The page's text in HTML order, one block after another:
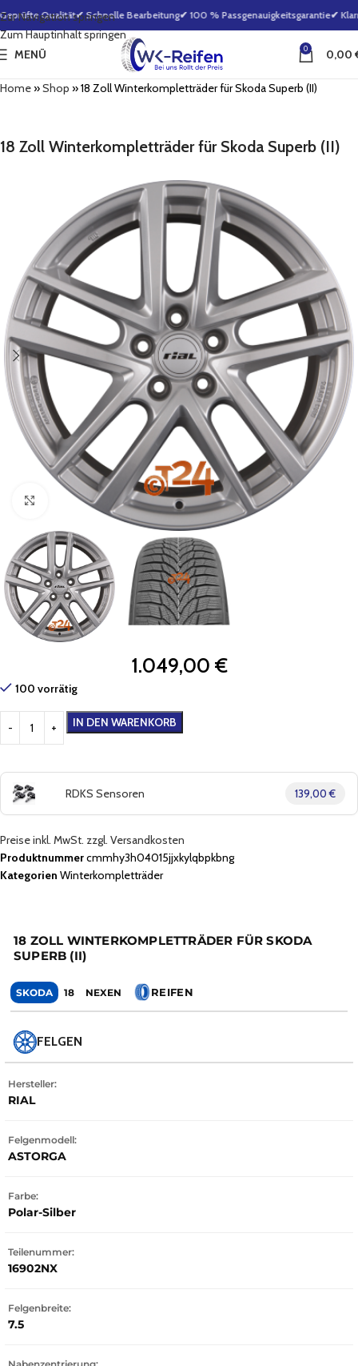
Zur Navigation springen
Zum Hauptinhalt springen
Qualität✔ Schnelle Bearbeitung✔ 100 % Passgenauigkeitsgarantie✔
MENÜ 0 0,00
Home»Shop »18 Zoll Winterkompletträder für Skoda Superb (II)
18 Zoll Winterkompletträder für Skoda Superb (II)
Zum Vergrößern klicken
1.049,00 €
100 vorrätig
IN DEN WARENKORB
RDKS Sensoren 139,00 €
Preise inkl. MwSt. zzgl. Versandkosten
Produktnummercmmhy3h04015jjxkylqbpkbng
Kategorien Winterkompletträder
18 ZOLL WINTERKOMPLETTRÄDER FÜR SKODA
SUPERB (II)
SKODA 18 NEXEN REIFEN
FELGEN
Hersteller:
RIAL
Felgenmodell:
ASTORGA
Farbe:
Polar-Silber
Teilenummer:
16902NX
Felgenbreite:
7.5